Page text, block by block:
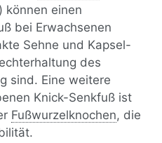
) können einen
bei Erwachsenen
Sehne und Kapsel-
des
sind. Eine weitere
Knick-Senkfuß ist
Fußwurzelknochen, die